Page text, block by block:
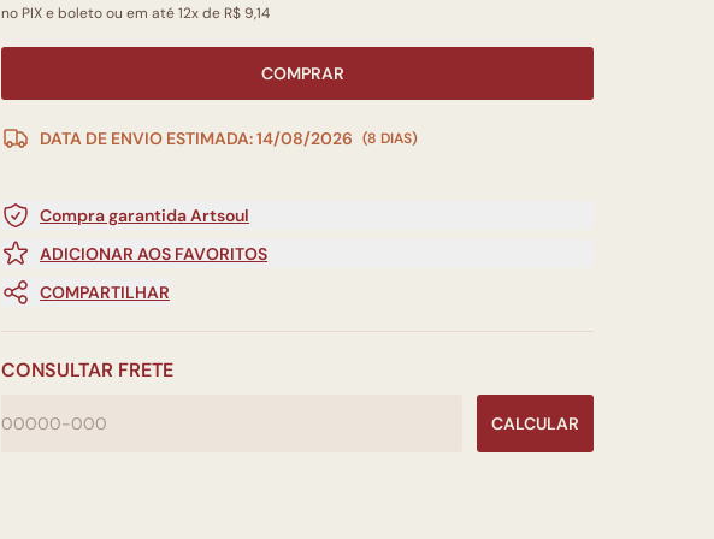
no PIX e boleto ou em até 12x de R$ 9,14
COMPRAR
DATA DE ENVIO ESTIMADA: 14/08/2026 (8 DIAS)
Compra garantida Artsoul
ADICIONAR AOS FAVORITOS
COMPARTILHAR
CONSULTAR FRETE
CALCULAR